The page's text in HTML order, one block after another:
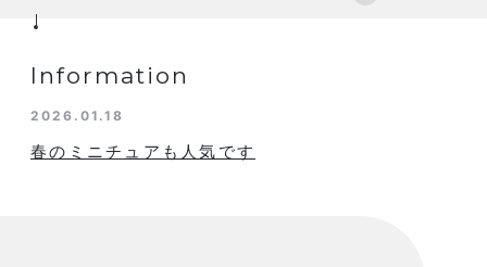
Information
2026.01.18
春のミニチュアも人気です